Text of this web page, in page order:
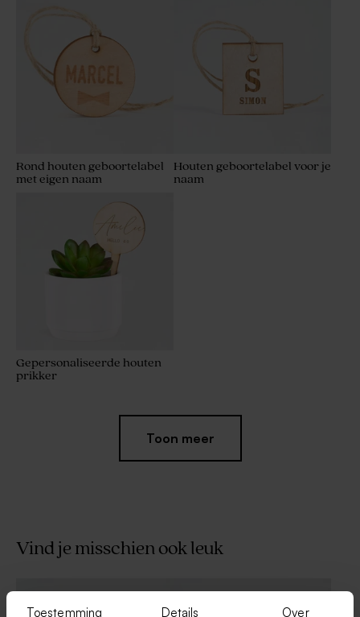
Toestemming Details Over
Rond houten geboortelabel
met eigen naam
Houten geboortelabel voor je
naam
Gepersonaliseerde houten
prikker
natuur
Toon meer
Vind je misschien ook leuk